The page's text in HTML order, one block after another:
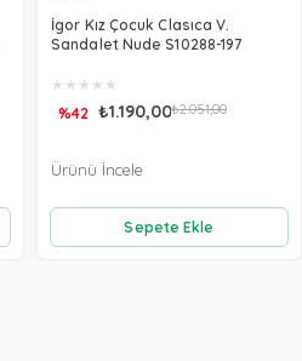
İgor Kız Çocuk Clasıca V.
Sandalet Nude S10288-197
★ ★ ★ ★ ★
₺1.190,00₺2.051,00
%42
Sepete Ekle
Ürünü İncele